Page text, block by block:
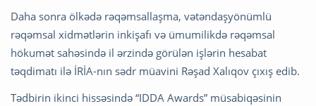
Daha sonra ölkədə rəqəmsallaşma, vətəndaşyönümlü
rəqəmsal xidmətlərin inkişafı və ümumilikdə rəqəmsal
hökumət sahəsində il ərzində görülən işlərin hesabat
təqdimatı ilə İRİA-nın sədr müavini Rəşad Xalıqov çıxış edib.
Tədbirin ikinci hissəsində “IDDA Awards” müsabiqəsinin